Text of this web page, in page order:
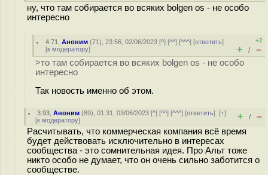
ну, что там собирается во всяких bolgen os - не особо
интересно
4.71 ,Аноним (71), 23:56, 02/06/2023 [^] [^^] [^^^] [ответить]
[к модератору]
+2
+ / –
>то там собирается во всяких bolgen os - не особо
интересно
Так новость именно об этом.
3.93 ,Аноним (89), 01:31, 03/06/2023 [^] [^^] [^^^] [ответить][↑]
[к модератору] + / –
Расчитывать, что коммерческая компания всё время
будет действовать исключительно в интересах
сообщества - это сомнительная идея. Про Альт тоже
никто особо не думает, что он очень сильно заботится о
сообществе.